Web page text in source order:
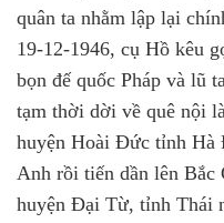
quân ta nhằm lập lại
19-12-1946, cụ Hồ kêu
bọn đế quốc Pháp và lũ
tạm thời dời về quê nội
huyện Hoài Đức tỉnh Hà
Anh rồi tiến dần lên Bắc
huyện Đại Từ, tỉnh Thái